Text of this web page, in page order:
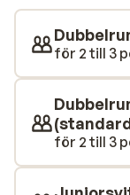
Hotellet riktar in
satt en
poolområdet
kan du koppla
bok, ta några
läskande ifrån
stranden, så du
havsbad. Här
för 2 till 3
för 2 till 3